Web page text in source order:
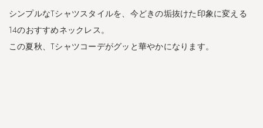
め
ネ
ッ
ク
シンプルなTシャツスタイルを、今どきの垢抜けた印象に変える
14のおすすめネックレス。
この夏秋、Tシャツコーデがグッと華やかになります。